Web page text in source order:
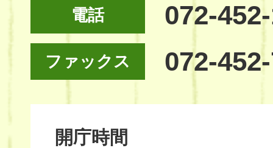
電話 072-
ファックス 072-
開庁時間